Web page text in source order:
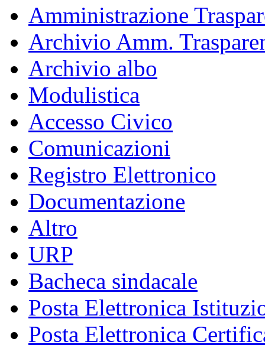
Amministrazione
Archivio Amm.
Archivio albo
Modulistica
Accesso Civico
Comunicazioni
Registro Elettronico
Documentazione
Altro
URP
Bacheca sindacale
Posta Elettronica
Posta Elettronica